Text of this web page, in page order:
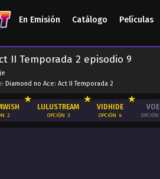
En Emisión Catálogo Películas
II Temporada 2 episodio 9
Diamond no Ace: Act II Temporada 2
2
LULUSTREAM
OPCIÓN 3
VIDHIDE
OPCIÓN 4
VOE
OPCIÓN